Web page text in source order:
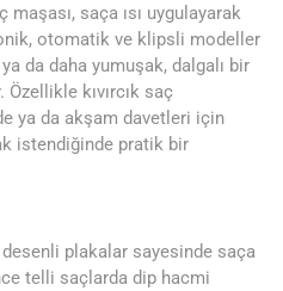
saça ısı uygulayarak
otomatik ve klipsli modeller
da daha yumuşak, dalgalı bir
kıvırcık saç
ya da akşam davetleri için
istendiğinde pratik bir
plakalar sayesinde saça
telli saçlarda dip hacmi